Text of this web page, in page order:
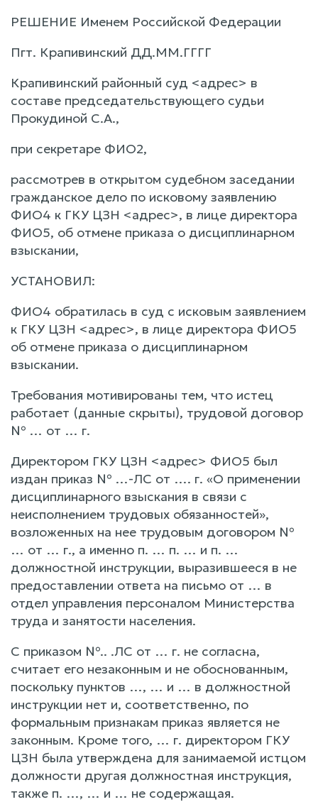
РЕШЕНИЕ Именем Российской Федерации
Пгт. Крапивинский ДД.ММ.ГГГГ
Крапивинский районный суд <адрес> в
составе председательствующего судьи
Прокудиной С.А.,
при секретаре ФИО2,
рассмотрев в открытом судебном заседании
гражданское дело по исковому заявлению
ФИО4 к ГКУ ЦЗН <адрес>, в лице директора
ФИО5, об отмене приказа о дисциплинарном
взыскании,
УСТАНОВИЛ:
ФИО4 обратилась в суд с исковым заявлением
к ГКУ ЦЗН <адрес>, в лице директора ФИО5
об отмене приказа о дисциплинарном
взыскании.
Требования мотивированы тем, что истец
работает (данные скрыты), трудовой договор
№ … от … г.
Директором ГКУ ЦЗН <адрес> ФИО5 был
издан приказ № …-ЛС от …. г. «О применении
дисциплинарного взыскания в связи с
неисполнением трудовых обязанностей»,
возложенных на нее трудовым договором №
… от … г., а именно п. … п. … и п. …
должностной инструкции, выразившееся в не
предоставлении ответа на письмо от … в
отдел управления персоналом Министерства
труда и занятости населения.
С приказом №.. .ЛС от … г. не согласна,
считает его незаконным и не обоснованным,
поскольку пунктов …, … и … в должностной
инструкции нет и, соответственно, по
формальным признакам приказ является не
законным. Кроме того, … г. директором ГКУ
ЦЗН была утверждена для занимаемой истцом
должности другая должностная инструкция,
также п. …, … и … не содержащая.